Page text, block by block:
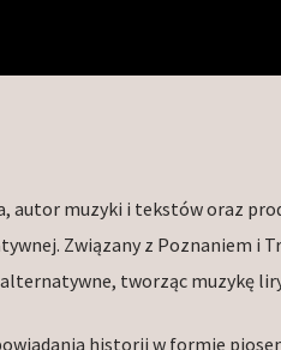
muzyki i tekstów oraz
Związany z Poznaniem i
tworząc muzykę
historii w formie